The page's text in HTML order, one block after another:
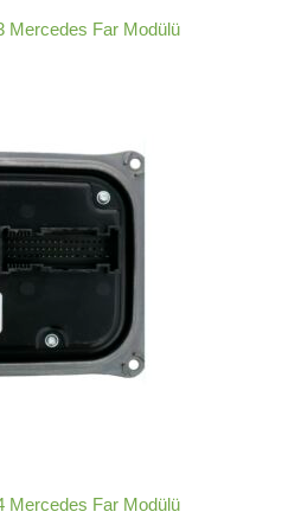
Mercedes Far Modülü
Mercedes Far Modülü